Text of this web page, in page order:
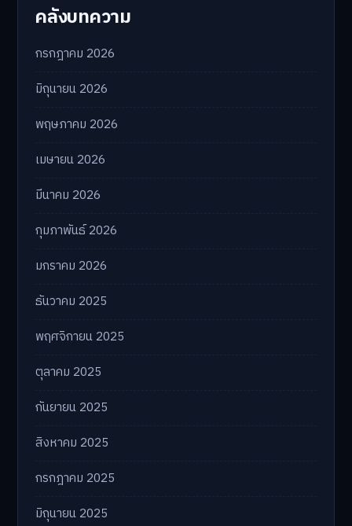
คลังบทความ
กรกฎาคม 2026
มิถุนายน 2026
พฤษภาคม 2026
เมษายน 2026
มีนาคม 2026
กุมภาพันธ์ 2026
มกราคม 2026
ธันวาคม 2025
พฤศจิกายน 2025
ตุลาคม 2025
กันยายน 2025
สิงหาคม 2025
กรกฎาคม 2025
มิถุนายน 2025